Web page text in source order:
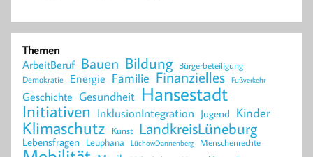
Themen
ArbeitBeruf Bauen Bildung Bürgerbeteiligung
Demokratie Energie Familie Finanzielles Fußverkehr
Geschichte Gesundheit Hansestadt
Initiativen InklusionIntegration Jugend Kinder
Klimaschutz Kunst LandkreisLüneburg
Lebensfragen Leuphana LüchowDannenberg Menschenrechte